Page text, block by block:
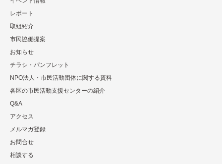
レポート
取組紹介
市⺠協働提案
お知らせ
チラシ・パンフレット
NPO法⼈・市⺠活動団体に関する資料
各区の市⺠活動⽀援センターの紹介
Q&A
アクセス
メルマガ登録
お問合せ
相談する